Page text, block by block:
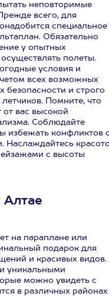
неповторимые
всего, для
специальное
Обязательно
у опытных
полеты.
условия и
всех возможных
безопасности и строго
Помните, что
от вас высокой
Соблюдайте
избежать конфликтов
Наслаждайтесь
с высоты
Алтае
на параплане или
подарок для
и красивых видов.
уникальными
можно увидеть с
в различных районах